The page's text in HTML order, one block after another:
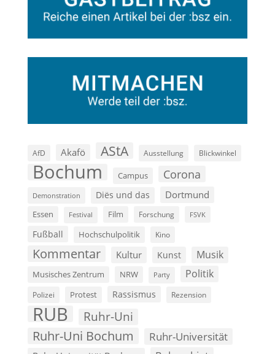
AfD Akafö AStA Ausstellung Blickwinkel
Bochum Campus Corona
Demonstration Diës und das Dortmund
Essen Festival Film Forschung FSVK
Fußball Hochschulpolitik Kino
Kommentar Kultur Kunst Musik
Musisches Zentrum NRW Party Politik
Polizei Protest Rassismus Rezension
RUB Ruhr-Uni
Ruhr-Uni Bochum Ruhr-Universität